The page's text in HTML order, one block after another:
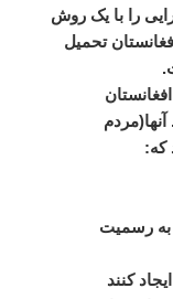
را با یک روش
افغانستان تحمیل
.
افغانستان
آنها(مردم
که:
به رسمیت
ایجاد کنند